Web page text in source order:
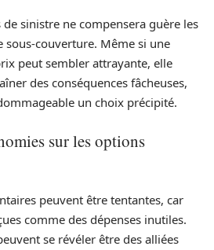
de sinistre ne compensera guère les
sous-couverture. Même si une
peut sembler attrayante, elle
des conséquences fâcheuses,
un choix précipité.
sur les options
peuvent être tentantes, car
comme des dépenses inutiles.
se révéler être des alliées